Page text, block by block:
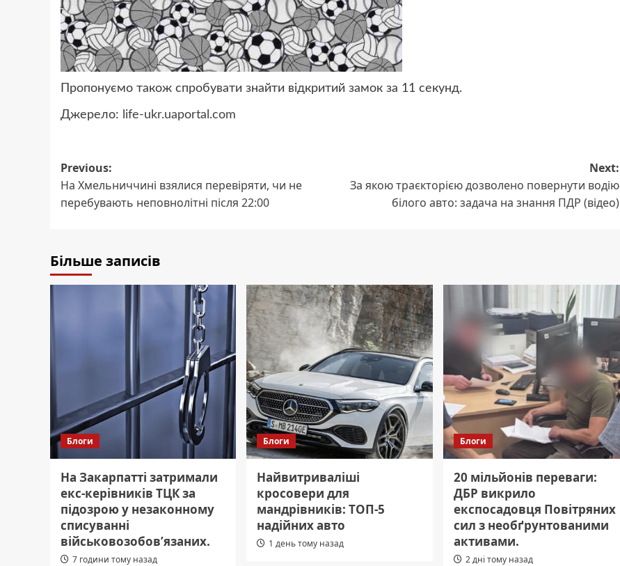
Пропонуємо також спробувати знайти відкритий замок за 11 секунд.
Джерело: life-ukr.uaportal.com
Post
navigation
Previous:
На Хмельниччині взялися перевіряти, чи не
перебувають неповнолітні після 22:00
Next:
За якою траєкторією дозволено повернути водію
білого авто: задача на знання ПДР (відео)
Більше записів
Блоги
На Закарпатті затримали
екс-керівників ТЦК за
підозрою у незаконному
списуванні
військовозобов’язаних.
7 години тому назад
Блоги
Найвитриваліші
кросовери для
мандрівників: ТОП-5
надійних авто
1 день тому назад
Блоги
20 мільйонів переваги:
ДБР викрило
експосадовця Повітряних
сил з необґрунтованими
активами.
2 дні тому назад